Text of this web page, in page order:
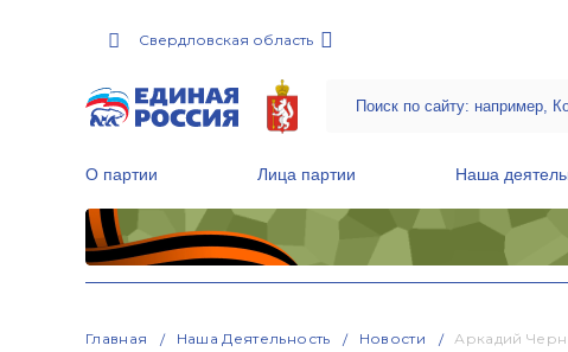
Свердловская область
О партии Лица партии Наша
Главная Наша Деятельность Новости Аркадий